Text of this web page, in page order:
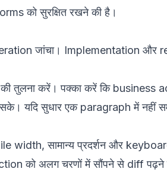
को सुरक्षित रखने की है।
जांचा। Implementation और
तुलना करें। पक्का करें कि business
यदि सुधार एक paragraph में नहीं
width, सामान्य प्रदर्शन और
को अलग चरणों में सौंपने से diff पढ़ने